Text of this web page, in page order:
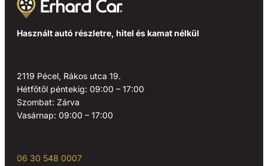
Használt autó részletre, hitel és kamat nélkül
2119 Pécel, Rákos utca 19.
Hétfőtől péntekig: 09:00 – 17:00
Szombat: Zárva
Vasárnap: 09:00 – 17:00
06 30 548 0007